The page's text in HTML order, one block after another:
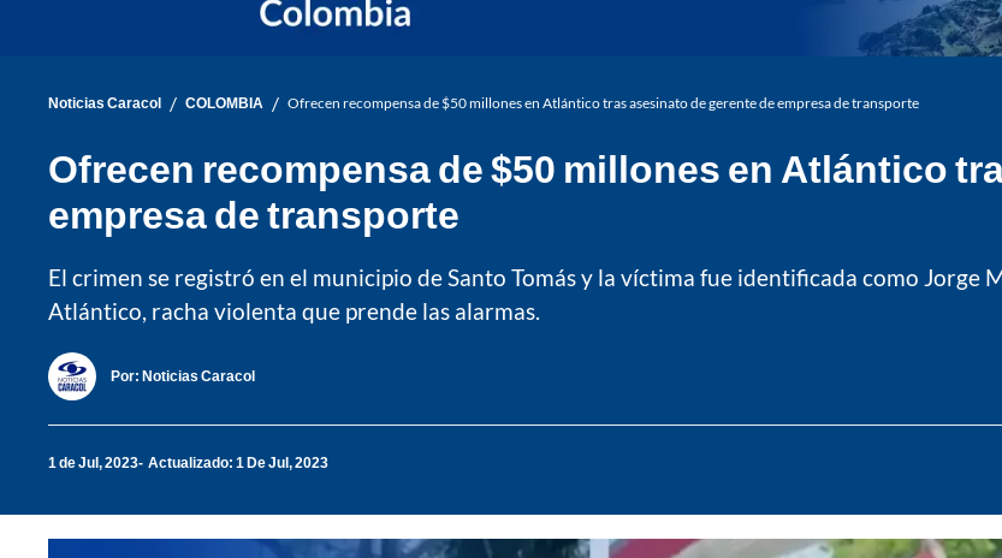
Noticias Caracol / COLOMBIA / Ofrecen recompensa de $50 millones en Atlántico tras asesinato de gerente de empresa de transporte
Ofrecen recompensa de $50 millones en Atlántico
empresa de transporte
El crimen se registró en el municipio de Santo Tomás y la víctima fue identificada como Jorge
Atlántico, racha violenta que prende las alarmas.
Por: Noticias Caracol
1 de Jul, 2023 Actualizado: 1 De Jul, 2023